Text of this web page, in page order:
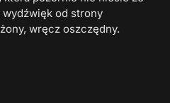
od strony
wręcz oszczędny.